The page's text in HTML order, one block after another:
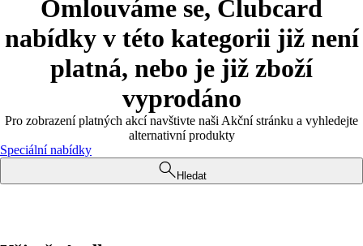
Omlouváme se, Clubcard
nabídky v této kategorii již není
platná, nebo je již zboží
vyprodáno
Pro zobrazení platných akcí navštivte naši Akční stránku a vyhledejte
alternativní produkty
Speciální nabídky
Hledat